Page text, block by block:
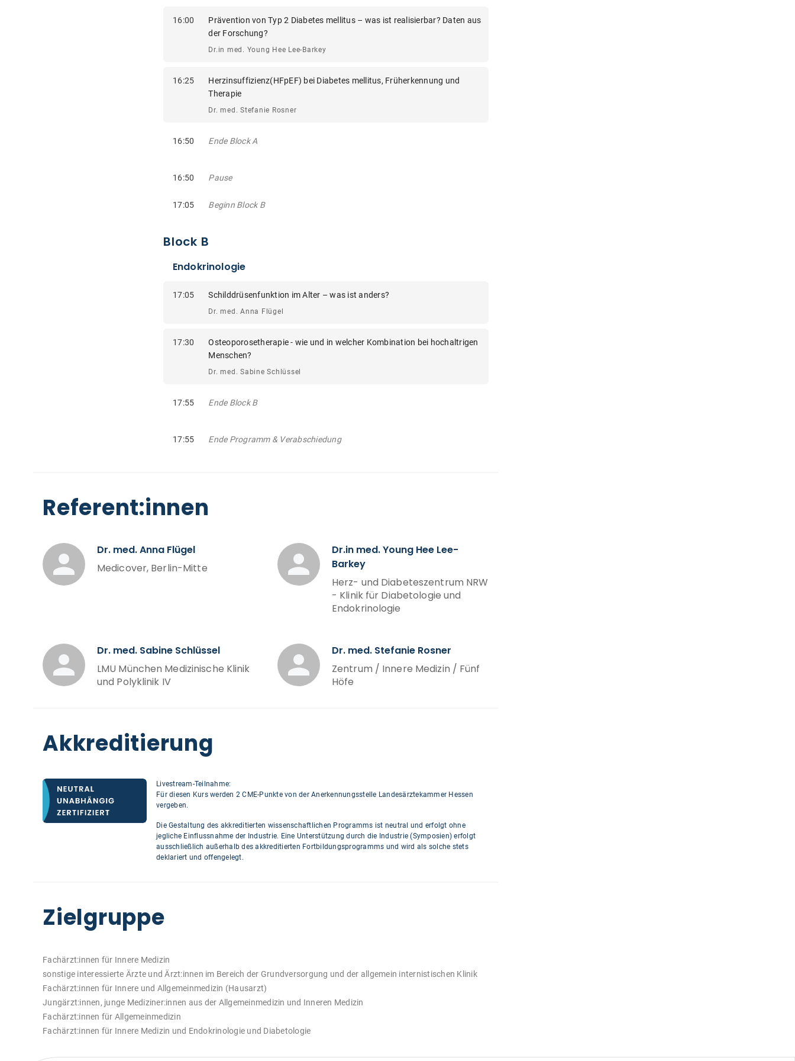
16:00
Prävention von Typ 2 Diabetes mellitus – was ist realisierbar? Daten aus
der Forschung?
Dr.in med. Young Hee Lee-Barkey
16:25
Herzinsuffizienz(HFpEF) bei Diabetes mellitus, Früherkennung und
Therapie
Dr. med. Stefanie Rosner
16:50 Ende Block A
16:50 Pause
17:05 Beginn Block B
Block B
Endokrinologie
17:05 Schilddrüsenfunktion im Alter – was ist anders?
Dr. med. Anna Flügel
17:30
Osteoporosetherapie - wie und in welcher Kombination bei hochaltrigen
Menschen?
Dr. med. Sabine Schlüssel
17:55 Ende Block B
17:55 Ende Programm & Verabschiedung
Referent:innen
Dr. med. Anna Flügel
Medicover, Berlin-Mitte
Dr.in med. Young Hee Lee-
Barkey
Herz- und Diabeteszentrum NRW
- Klinik für Diabetologie und
Endokrinologie
Dr. med. Sabine Schlüssel
LMU München Medizinische Klinik
und Polyklinik IV
Dr. med. Stefanie Rosner
Zentrum / Innere Medizin / Fünf
Höfe
Akkreditierung
Livestream-Teilnahme:
Für diesen Kurs werden 2 CME-Punkte von der Anerkennungsstelle Landesärztekammer Hessen
vergeben.
Die Gestaltung des akkreditierten wissenschaftlichen Programms ist neutral und erfolgt ohne
jegliche Einflussnahme der Industrie. Eine Unterstützung durch die Industrie (Symposien) erfolgt
ausschließlich außerhalb des akkreditierten Fortbildungsprogramms und wird als solche stets
deklariert und offengelegt.
Zielgruppe
Fachärzt:innen für Innere Medizin
sonstige interessierte Ärzte und Ärzt:innen im Bereich der Grundversorgung und der allgemein internistischen Klinik
Fachärzt:innen für Innere und Allgemeinmedizin (Hausarzt)
Jungärzt:innen, junge Mediziner:innen aus der Allgemeinmedizin und Inneren Medizin
Fachärzt:innen für Allgemeinmedizin
Fachärzt:innen für Innere Medizin und Endokrinologie und Diabetologie